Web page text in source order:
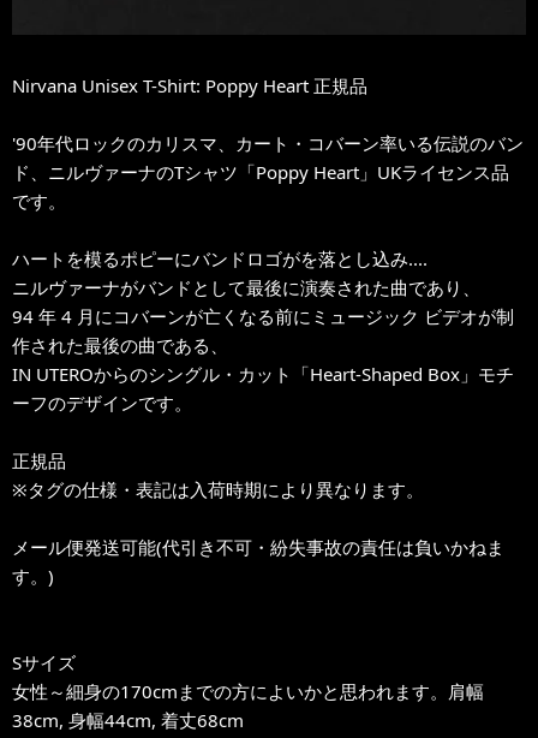
Nirvana Unisex T-Shirt: Poppy Heart 正規品
'90年代ロックのカリスマ、カート・コバーン率いる伝説のバン
ド、ニルヴァーナのTシャツ「Poppy Heart」UKライセンス品
です。
ハートを模るポピーにバンドロゴがを落とし込み....
ニルヴァーナがバンドとして最後に演奏された曲であり、
94 年 4 月にコバーンが亡くなる前にミュージック ビデオが制
作された最後の曲である、
IN UTEROからのシングル・カット「Heart-Shaped Box」モチ
ーフのデザインです。
正規品
※タグの仕様・表記は入荷時期により異なります。
メール便発送可能(代引き不可・紛失事故の責任は負いかねま
す。)
Sサイズ
女性～細身の170cmまでの方によいかと思われます。肩幅
38cm, 身幅44cm, 着丈68cm